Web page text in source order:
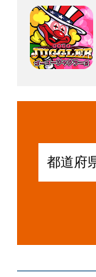
企業活動
企業活動